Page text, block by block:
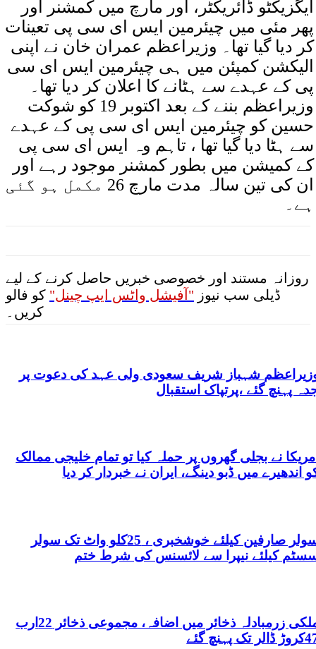
ایگزیکٹو ڈائریکٹر، اور مارچ میں کمشنر اور
پھر مئی میں چیئرمین ایس ای سی پی تعینات
کر دیا گیا تھا۔ وزیراعظم عمران خان نے اپنی
الیکشن کمپئن میں ہی چیئرمین ایس ای سی
پی کے عہدے سے ہٹانے کا اعلان کر دیا تھا۔
وزیراعظم بننے کے بعد اکتوبر 19 کو شوکت
حسین کو چیئرمین ایس ای سی پی کے عہدے
سے ہٹا دیا گیا تھا ، تاہم وہ ایس ای سی پی
کے کمیشن میں بطور کمشنر موجود رہے اور
ان کی تین سالہ مدت مارچ 26 مکمل ہو گئی
ہے۔
روزانہ مستند اور خصوصی خبریں حاصل کرنے کے لیے
ڈیلی سب نیوز "آفیشل واٹس ایپ چینل" کو فالو
کریں۔
شہباز شریف سعودی ولی عہد کی دعوت پر
پہنچ گئے ،پرتپاک استقبال
نے بجلی گھروں پر حملہ کیا تو تمام خلیجی ممالک
اندھیرے میں ڈبو دینگے، ایران نے خبردار کر دیا
سولر صارفین کیلئے خوشخبری ، 25کلو واٹ تک سولر
کیلئے نیپرا سے لائسنس کی شرط ختم
ملکی زرمبادلہ ذخائر میں اضافہ، مجموعی ذخائر 22ارب
تک پہنچ گئے